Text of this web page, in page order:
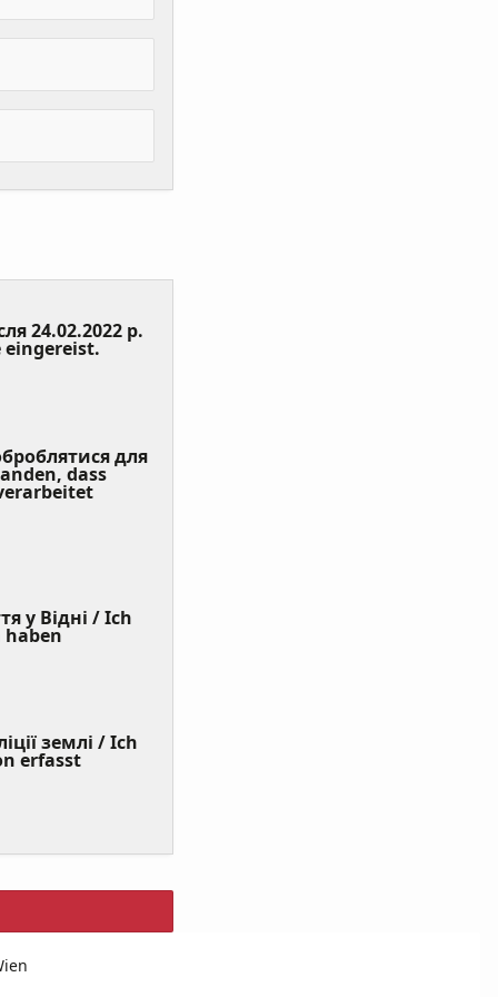
24.02.2022 р.
eingereist. (Value
для
dass
у Відні / Ich
(Value
землі / Ich
erfasst